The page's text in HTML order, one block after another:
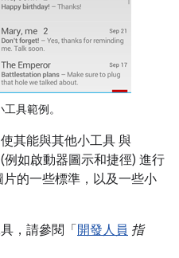
具範例。
其能與其他小工具 與
如啟動器圖示和捷徑) 進行
的一些標準，以及一些小
，請參閱「 開發人員 指